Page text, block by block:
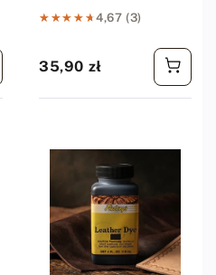
★★★★★
★★★★★4,67 (3)
Cena regularna
35,90 zł